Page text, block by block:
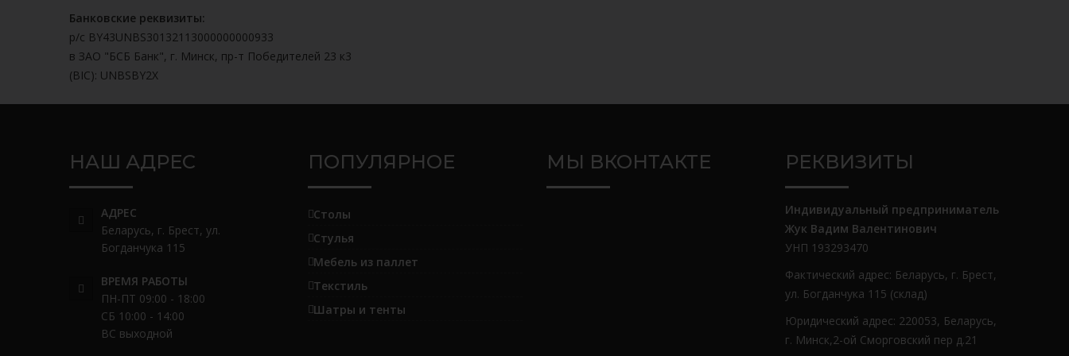
Банковские реквизиты:
р/с BY43UNBS30132113000000000933
в ЗАО "БСБ Банк", г. Минск, пр-т Победителей 23 к3
(BIC): UNBSBY2X
НАШ АДРЕС
АДРЕС
Беларусь, г. Брест, ул.
Богданчука 115
ВРЕМЯ РАБОТЫ
ПН-ПТ 09:00 - 18:00
СБ 10:00 - 14:00
ВС выходной
ПОПУЛЯРНОЕ
Столы
Стулья
Мебель из паллет
Текстиль
Шатры и тенты
МЫ ВКОНТАКТЕ РЕКВИЗИТЫ
Индивидуальный предприниматель
Жук Вадим Валентинович
УНП 193293470
Фактический адрес: Беларусь, г. Брест,
ул. Богданчука 115 (склад)
Юридический адрес: 220053, Беларусь,
г. Минск,2-ой Сморговский пер д.21